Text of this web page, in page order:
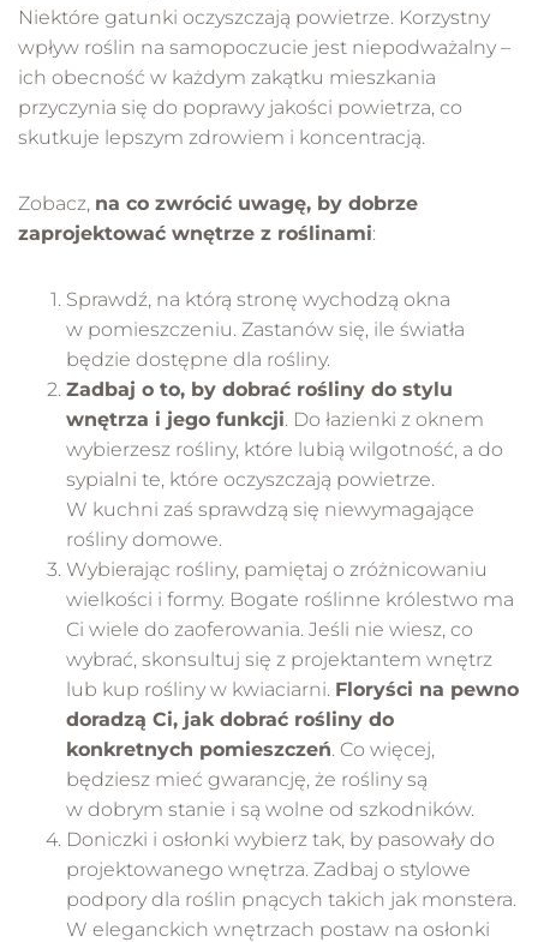
Niektóre gatunki oczyszczają powietrze. Korzystny
wpływ roślin na samopoczucie jest niepodważalny –
ich obecność w każdym zakątku mieszkania
przyczynia się do poprawy jakości powietrza, co
skutkuje lepszym zdrowiem i koncentracją.
Zobacz, na co zwrócić uwagę, by dobrze
zaprojektować wnętrze z roślinami:
Sprawdź, na którą stronę wychodzą okna
w pomieszczeniu. Zastanów się, ile światła
będzie dostępne dla rośliny.
Zadbaj o to, by dobrać rośliny do stylu
wnętrza i jego funkcji. Do łazienki z oknem
wybierzesz rośliny, które lubią wilgotność, a do
sypialni te, które oczyszczają powietrze.
W kuchni zaś sprawdzą się niewymagające
rośliny domowe.
Wybierając rośliny, pamiętaj o zróżnicowaniu
wielkości i formy. Bogate roślinne królestwo ma
Ci wiele do zaoferowania. Jeśli nie wiesz, co
wybrać, skonsultuj się z projektantem wnętrz
lub kup rośliny w kwiaciarni. Floryści na pewno
doradzą Ci, jak dobrać rośliny do
konkretnych pomieszczeń. Co więcej,
będziesz mieć gwarancję, że rośliny są
w dobrym stanie i są wolne od szkodników.
Doniczki i osłonki wybierz tak, by pasowały do
projektowanego wnętrza. Zadbaj o stylowe
podpory dla roślin pnących takich jak monstera.
W eleganckich wnętrzach postaw na osłonki